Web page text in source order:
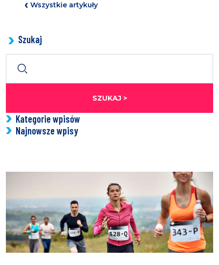
Wszystkie artykuły
Szukaj
SZUKAJ >
Kategorie wpisów
Najnowsze wpisy